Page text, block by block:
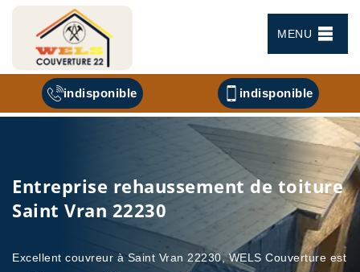
MENU
indisponible indisponible
Entreprise rehaussement de toiture
Saint Vran 22230
Excellent couvreur à Saint Vran 22230, WELS Couverture est